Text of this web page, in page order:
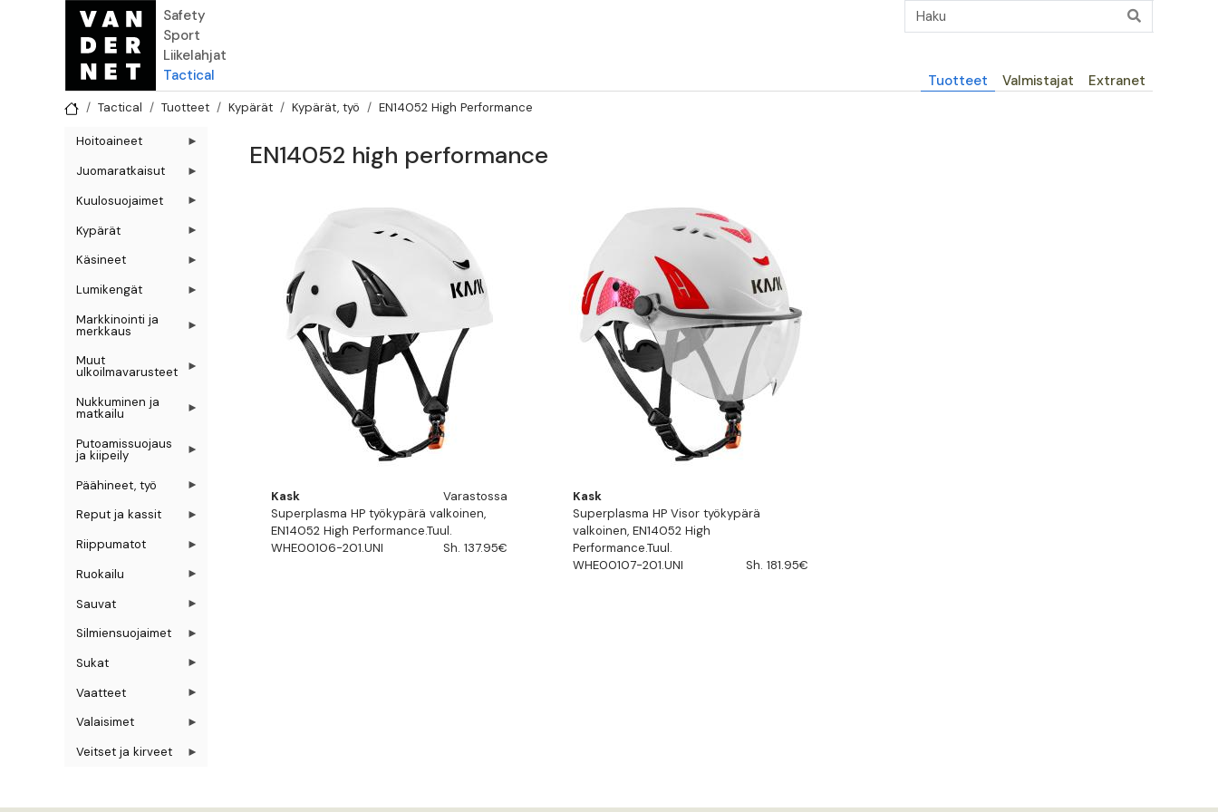
Hyppää pääsisältöön
Safety
Sport
Liikelahjat
Tactical
Päävalikko
Tuotteet Valmistajat Extranet
Tactical Tuotteet Kypärät Kypärät, työ EN14052 High Performance
EN14052 high performance
Kask
Varastossa
Superplasma HP työkypärä valkoinen,
EN14052 High Performance.Tuul.
WHE00106-201.UNI
Sh. 137.95€
Kask
Superplasma HP Visor työkypärä
valkoinen, EN14052 High
Performance.Tuul.
WHE00107-201.UNI
Sh. 181.95€
Hoitoaineet
Juomaratkaisut
Kuulosuojaimet
Kypärät
Käsineet
Lumikengät
Markkinointi ja
merkkaus
Muut
ulkoilmavarusteet
Nukkuminen ja
matkailu
Putoamissuojaus
ja kiipeily
Päähineet, työ
Reput ja kassit
Riippumatot
Ruokailu
Sauvat
Silmiensuojaimet
Sukat
Vaatteet
Valaisimet
Veitset ja kirveet